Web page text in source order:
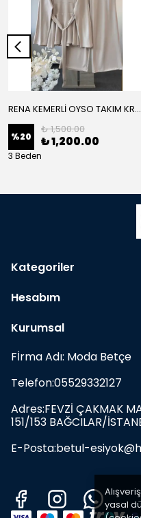
yasal
RENA KEMERLİ OYSO TAKIM KREM
%20
₺ 1,500.00
₺ 1,200.00
3 Beden
Kategoriler
Hesabım
Kurumsal
Fİrma Adı: Moda Betçe
Telefon:05529332127
Adres:FEVZİ ÇAKMAK
151/153 BAĞCILAR/
E-Posta:betul-